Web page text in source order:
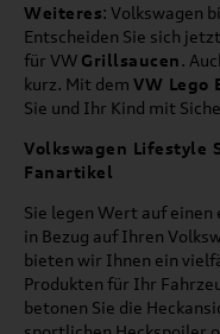
Weiteres: Volkswagen
Entscheiden Sie sich
für VW Grillsaucen.
kurz. Mit dem VW Lego
Sie und Ihr Kind mit
Volkswagen Lifestyle
Fanartikel
Sie legen Wert auf einen
in Bezug auf Ihren
bieten wir Ihnen ein
Produkten für Ihr
betonen Sie die